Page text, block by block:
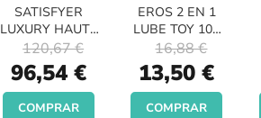
SATISFYER
LUXURY HAUTE
COUTURE
Special
Price
96,54 €
120,67 €
COMPRAR
EROS 2 EN 1
LUBE TOY 100
ML
Special
Price
13,50 €
16,88 €
COMPRAR